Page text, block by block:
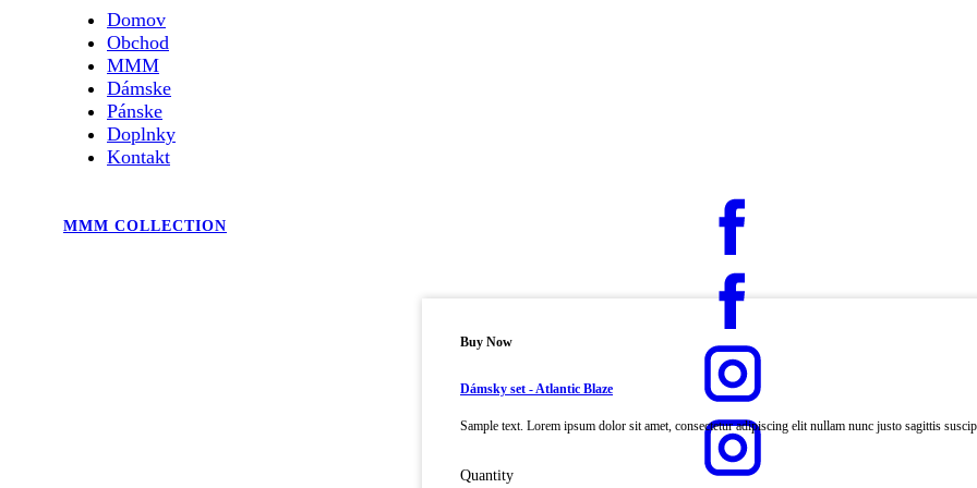
Domov
Obchod
MMM
Dámske
Pánske
Doplnky
Kontakt
MMM COLLECTION
Buy Now
Dámsky set - Atlantic Blaze
Sample text. Lorem ipsum dolor sit amet, consectetur adipiscing elit nullam nunc justo sagittis
Quantity